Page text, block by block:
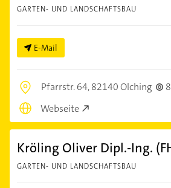
GARTEN- UND LANDSCHAFTSBAU
E-Mail
Pfarrstr. 64,82140 Olching
Webseite
Kröling Oliver Dipl.-Ing.
GARTEN- UND LANDSCHAFTSBAU